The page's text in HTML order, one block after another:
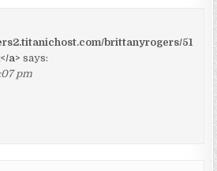
brittanyrogers/51
a> says:
pm